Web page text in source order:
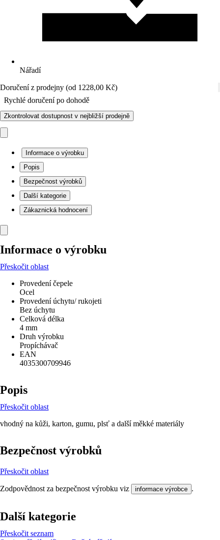
Nářadí
Doručení z prodejny (od 1228,00 Kč)
Rychlé doručení po dohodě
Zkontrolovat dostupnost v nejbližší prodejně
Informace o výrobku
Popis
Bezpečnost výrobků
Další kategorie
Zákaznická hodnocení
Informace o výrobku
Přeskočit oblast
Provedení čepele
Ocel
Provedení úchytu/ rukojeti
Bez úchytu
Celková délka
4 mm
Druh výrobku
Propíchávač
EAN
4035300709946
Popis
Přeskočit oblast
vhodný na kůži, karton, gumu, plsť a další měkké materiály
Bezpečnost výrobků
Přeskočit oblast
Zodpovědnost za bezpečnost výrobku viz informace výrobce .
Další kategorie
Přeskočit seznam